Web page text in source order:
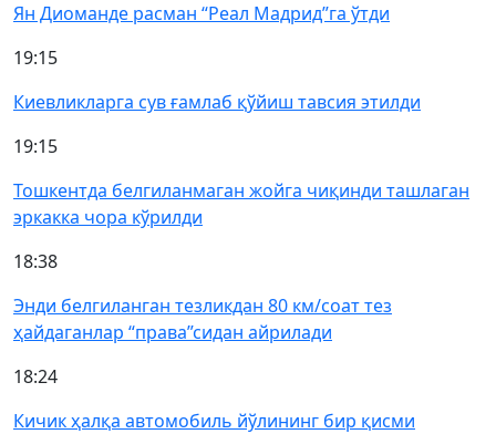
Ян Диоманде расман “Реал Мадрид”га ўтди
19:15
Киевликларга сув ғамлаб қўйиш тавсия этилди
19:15
Тошкентда белгиланмаган жойга чиқинди ташлаган
эркакка чора кўрилди
18:38
Энди белгиланган тезликдан 80 км/соат тез
ҳайдаганлар “права”сидан айрилади
18:24
Кичик ҳалқа автомобиль йўлининг бир қисми